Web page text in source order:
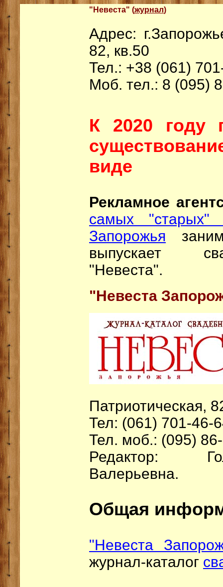
"Невеста" (журнал)
Адрес:
82, кв.50
Тел.: +38 (061)
Моб. тел.: 8 (095)
К 2020 году
виде
Рекламное
самых "старых"
Запорожья
выпускает
"Невеста".
"Невеста
Патриотическая,
Тел: (061) 701-46-
Тел. моб.: (095)
Редактор:
Валерьевна.
Общая
"Невеста
журнал-каталог